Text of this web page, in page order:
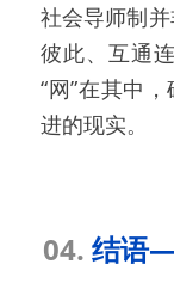
社会导师制
彼此、互通
“网”在其中
进的现实。
04. 结语